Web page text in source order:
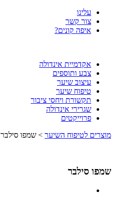
עלינו
צור קשר
איפה קונים?
אקדמיית אינדולה
צבע ותוספים
עיצוב שיער
טיפוח שיער
תקשורת ויחסי ציבור
שגרירי אינדולה
פרוייקטים
מוצרים לטיפוח השיער > שמפו סילבר
שמפו סילבר